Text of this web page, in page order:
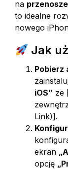
na
to idealne
nowego
Jak
Pobierz
iOS” ze
Link)].
ekran
opcję